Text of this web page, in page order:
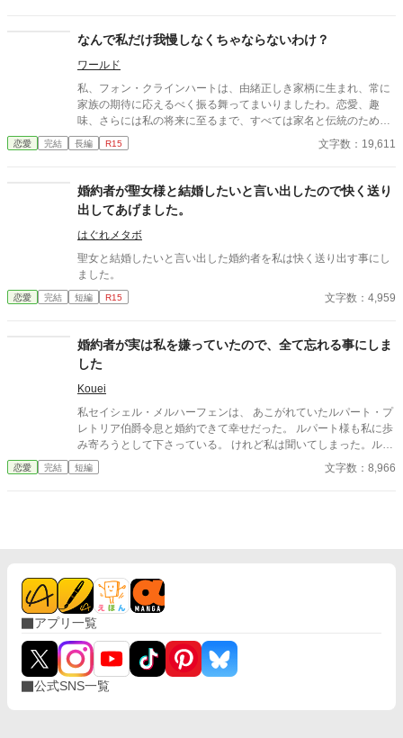
なんで私だけ我慢しなくちゃならないわけ？
ワールド
私、フォン・クラインハートは、由緒正しき家柄に生まれ、常に
家族の期待に応えるべく振る舞ってまいりましたわ。恋愛、趣
味、さらには私の将来に至るまで、すべては家名と伝統のため。
しかし、これ以上、我慢するのは終わりにしようと決意いたしま
したわ。 だってなんで私だけ我慢しなくちゃいけないと思ったん
恋愛 完結 長編 R15 文字数：19,611
婚約者が聖女様と結婚したいと言い出したので快く送り
出してあげました。
はぐれメタボ
聖女と結婚したいと言い出した婚約者を私は快く送り出す事にし
ました。
恋愛 完結 短編 R15 文字数：4,959
婚約者が実は私を嫌っていたので、全て忘れる事にしま
した
Kouei
私セイシェル・メルハーフェンは、 あこがれていたルパート・プ
レトリア伯爵令息と婚約できて幸せだった。 ルパート様も私に歩
み寄ろうとして下さっている。 けれど私は聞いてしまった。ルパ
ート様の本音を。 『我慢するしかない』 『彼女といると疲れる』
私はルパート様に嫌われていたの？ 本当は厭わしく思っていた
恋愛 完結 短編 文字数：8,966
アプリ一覧
公式SNS一覧